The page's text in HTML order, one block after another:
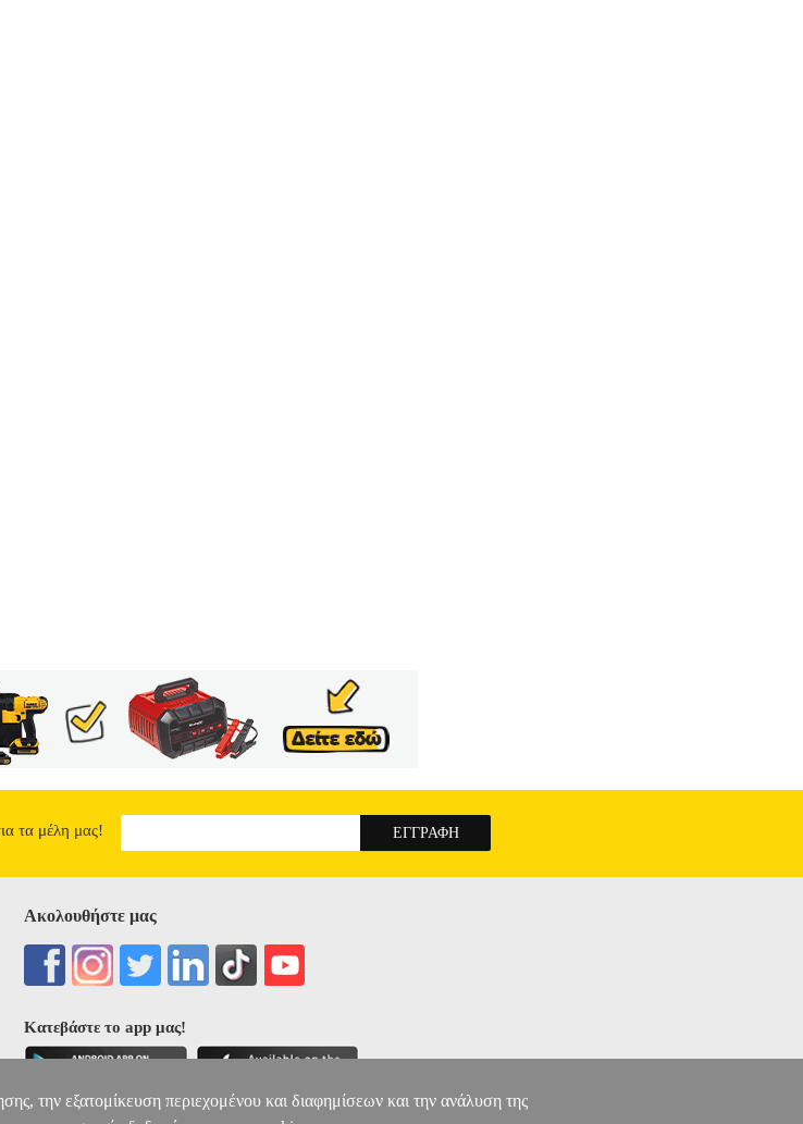
τα μέλη μας!
Ακολουθήστε μας
Κατεβάστε το app μας!
την εξατομίκευση περιεχομένου και διαφημίσεων και την ανάλυση της